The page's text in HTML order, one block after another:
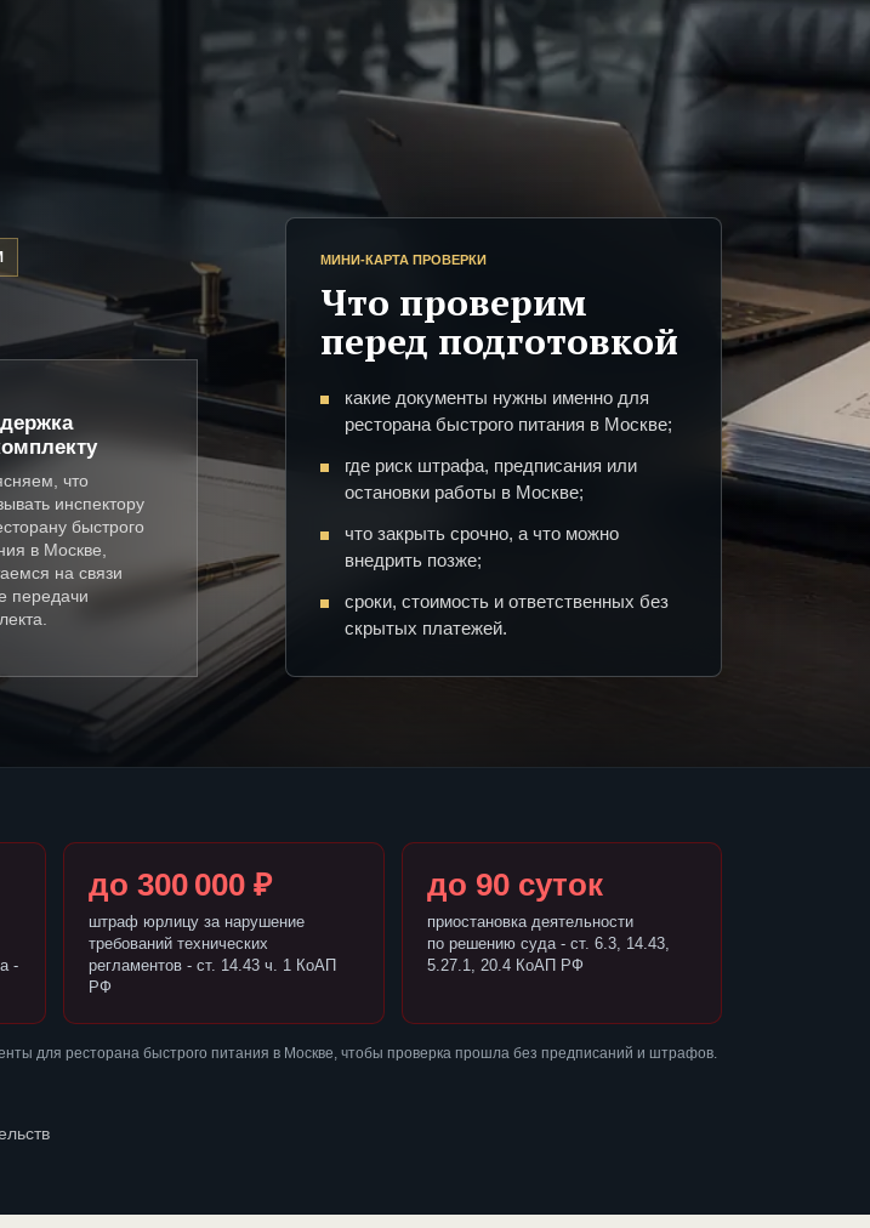
что
инспектору
быстрого
в Москве,
на связи
передачи
МИНИ-КАРТА ПРОВЕРКИ
Что проверим
перед подготовкой
какие документы нужны именно для
ресторана быстрого питания в Москве;
где риск штрафа, предписания или
остановки работы в Москве;
что закрыть срочно, а что можно
внедрить позже;
сроки, стоимость и ответственных без
скрытых платежей.
-
до 300 000 ₽
штраф юрлицу за нарушение
требований технических
регламентов - ст. 14.43 ч. 1 КоАП
РФ
до 90 суток
приостановка деятельности
по решению суда - ст. 6.3, 14.43,
5.27.1, 20.4 КоАП РФ
для ресторана быстрого питания в Москве, чтобы проверка прошла без предписаний и штрафов.